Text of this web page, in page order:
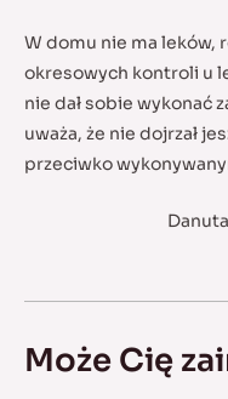
W domu nie ma leków,
okresowych kontroli u
nie dał sobie wykonać
uważa, że nie dojrzał
przeciwko
Może Cię